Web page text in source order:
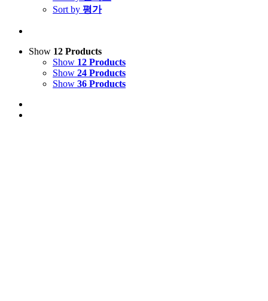
Sort by 평가
Show 12 Products
Show 12 Products
Show 24 Products
Show 36 Products